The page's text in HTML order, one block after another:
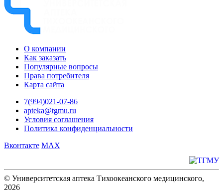
О компании
Как заказать
Популярные вопросы
Права потребителя
Карта сайта
7(994)021-07-86
apteka@tgmu.ru
Условия соглашения
Политика конфиденциальности
Вконтакте MAX
© Университетская аптека Тихоокеанского медицинского,
2026